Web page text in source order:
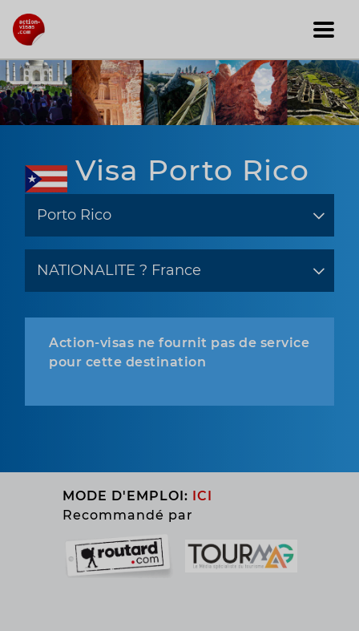
Visa Porto Rico
Action-visas ne fournit pas de service
pour cette destination
MODE D'EMPLOI: ICI
Recommandé par